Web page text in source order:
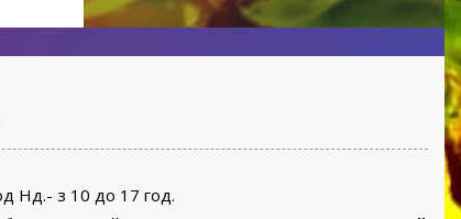
Нд.- з 10 до 17 год.